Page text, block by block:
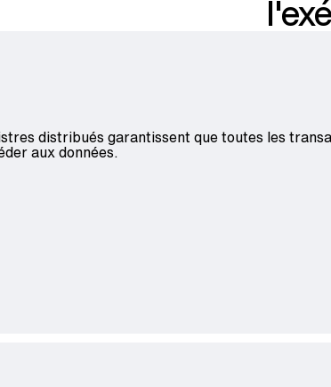
distribués garantissent que toutes les
aux données.